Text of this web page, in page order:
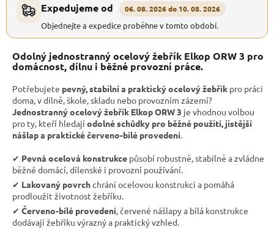
Expedujeme od 06. 08. 2026 do 10. 08. 2026
Objednejte a expedice proběhne v tomto období.
Odolný jednostranný ocelový žebřík Elkop ORW 3 pro
domácnost, dílnu i běžné provozní práce.
Potřebujete pevný, stabilní a praktický ocelový žebřík pro práci
doma, v dílně, škole, skladu nebo provozním zázemí?
Jednostranný ocelový žebřík Elkop ORW 3 je vhodnou volbou
pro ty, kteří hledají odolné schůdky pro běžné použití, jistější
nášlap a praktické červeno-bílé provedení.
✔︎ Pevná ocelová konstrukce působí robustně, stabilně a zvládne
běžné domácí, dílenské i provozní používání.
✔︎ Lakovaný povrchchrání ocelovou konstrukci a pomáhá
prodloužit životnost žebříku.
✔︎ Červeno-bílé provedení, červené nášlapy a bílá konstrukce
dodávají žebříku výrazný a praktický vzhled.